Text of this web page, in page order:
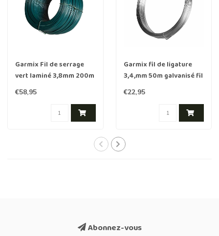
Garmix Fil de serrage
vert laminé 3,8mm 200m
€58,95
Garmix fil de ligature
3,4,mm 50m galvanisé fil
d'acier
€22,95
Abonnez-vous